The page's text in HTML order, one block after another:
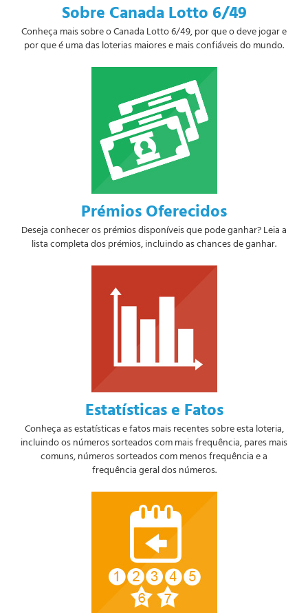
Sobre Canada Lotto 6/49
Conheça mais sobre o Canada Lotto 6/49, por que o deve jogar e
por que é uma das loterias maiores e mais confiáveis do mundo.
Prémios Oferecidos
Deseja conhecer os prémios disponíveis que pode ganhar? Leia a
lista completa dos prémios, incluindo as chances de ganhar.
Estatísticas e Fatos
Conheça as estatísticas e fatos mais recentes sobre esta loteria,
incluindo os números sorteados com mais frequência, pares mais
comuns, números sorteados com menos frequência e a
frequência geral dos números.